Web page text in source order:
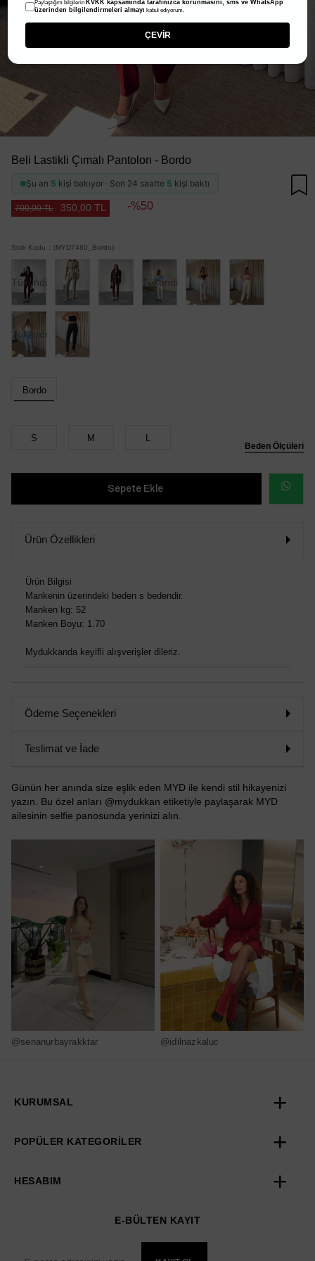
Beli Lastikli Çımalı Pantolon - Bordo
Şu an 5 kişi bakıyor · Son 24 saatte 5 kişi baktı
700,00 TL 350,00 TL 50
Stok Kodu (MYD7480_Bordo)
Tükendi Tükendi
Tükendi
Beden Ölçüleri
Bordo
S M L
SİPARİŞ
Ürün Özellikleri
Ürün Bilgisi
Mankenin üzerindeki beden s bedendir.
Manken kg: 52
Manken Boyu: 1.70
Mydukkanda keyifli alışverişler dileriz.
Ödeme Seçenekleri
Teslimat ve İade
Günün her anında size eşlik eden MYD ile kendi stil hikayenizi
yazın. Bu özel anları @mydukkan etiketiyle paylaşarak MYD
ailesinin selfie panosunda yerinizi alın.
@senanurbayrakktar @idilnazkaluc
KURUMSAL
POPÜLER KATEGORİLER
HESABIM
E-BÜLTEN KAYIT
Paylaştığım bilgilerin KVKK kapsamında tarafınızca korunmasını, sms ve WhatsApp
üzerinden bilgilendirmeleri almayı kabul ediyorum.
ÇEVİR